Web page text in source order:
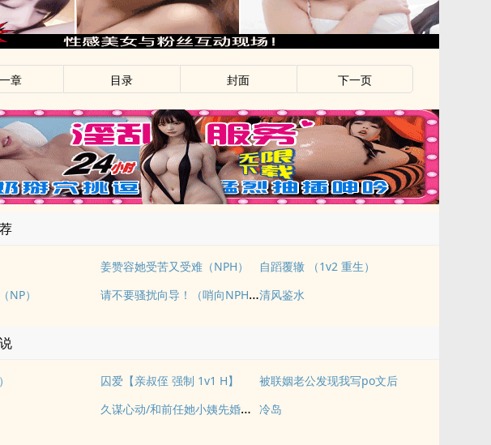
章 目录 封面 下一页
姜赞容她受苦又受难（NPH）
自蹈覆辙 （1v2 重生）
NP）
请不要骚扰向导！（哨向NPH）清风鉴水
囚爱【亲叔侄 强制 1v1 H】
被联姻老公发现我写po文后
久谋心动/和前任她小姨先婚后爱 冷岛